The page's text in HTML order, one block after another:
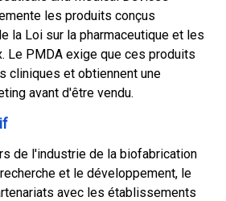
les produits conçus
la Loi sur la pharmaceutique et les
Le PMDA exige que ces produits
cliniques et obtiennent une
avant d'être vendu.
de l'industrie de la biofabrication
et le développement, le
avec les établissements